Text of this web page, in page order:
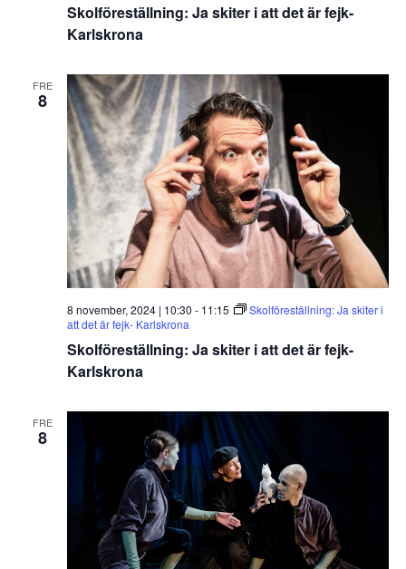
Skolföreställning: Ja skiter i att det är fejk-
Karlskrona
FRE
8
Skolföreställning: Ja skiter i att det är fejk-
Karlskrona
8 november, 2024 | 10:30 - 11:15
Skolföreställning: Ja skiter i
att det är fejk- Karlskrona
FRE
8